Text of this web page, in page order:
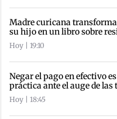
Madre curicana
su hijo en un libro sobre
Hoy | 19:10
Negar el pago en efectivo
práctica ante el auge de
Hoy | 18:45